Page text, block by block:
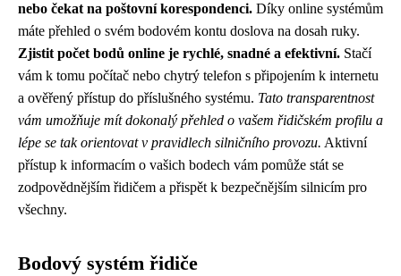
nebo čekat na poštovní korespondenci. Díky online systémům
máte přehled o svém bodovém kontu doslova na dosah ruky.
Zjistit počet bodů online je rychlé, snadné a efektivní. Stačí
vám k tomu počítač nebo chytrý telefon s připojením k internetu
a ověřený přístup do příslušného systému. Tato transparentnost
vám umožňuje mít dokonalý přehled o vašem řidičském profilu a
lépe se tak orientovat v pravidlech silničního provozu. Aktivní
přístup k informacím o vašich bodech vám pomůže stát se
zodpovědnějším řidičem a přispět k bezpečnějším silnicím pro
všechny.
Bodový systém řidiče